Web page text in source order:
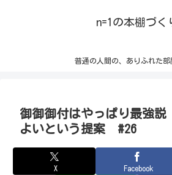
n=1の本棚づく
普通の人間の、ありふれた部
御御御付はやっぱり最強
よいという提案 #26
X Facebook